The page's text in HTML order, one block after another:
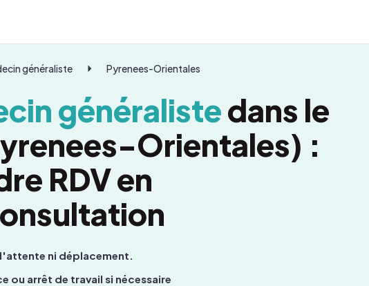
généraliste Pyrenees-Orientales
généralistedans le
Orientales) :
RDV en
ni déplacement.
ou arrêt de travail si nécessaire